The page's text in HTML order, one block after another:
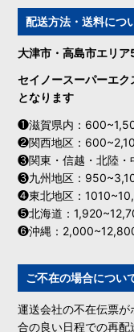
配送方法・送料につ
大津市・高島市エリ
セイノースーパーエ
となります
❶滋賀県内：
❷関西地区：
❸関東・信越・北陸・
❸九州地区：
❹東北地区：
❺北海道：
❻沖縄：
ご不在の場合につい
運送会社の不在伝票
合の良い日程での再配